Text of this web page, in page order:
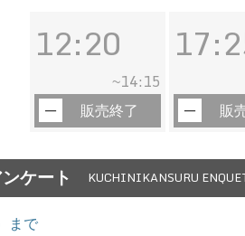
12:20
~14:15
販売終了 販
ケート KUCHINIKANSURU
まで